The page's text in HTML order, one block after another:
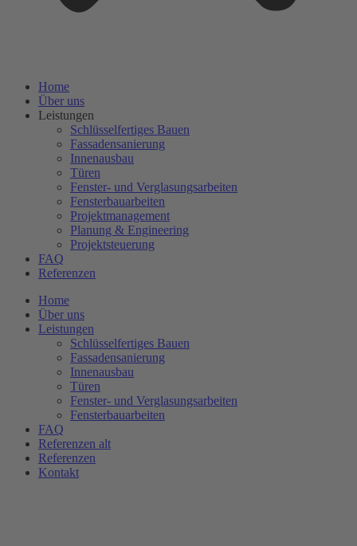
Home
Über uns
Leistungen
Schlüsselfertiges Bauen
Fassadensanierung
Innenausbau
Türen
Fenster- und Verglasungsarbeiten
Fensterbauarbeiten
Projektmanagement
Planung & Engineering
Projektsteuerung
FAQ
Referenzen
Home
Über uns
Leistungen
Schlüsselfertiges Bauen
Fassadensanierung
Innenausbau
Türen
Fenster- und Verglasungsarbeiten
Fensterbauarbeiten
FAQ
Referenzen alt
Referenzen
Kontakt